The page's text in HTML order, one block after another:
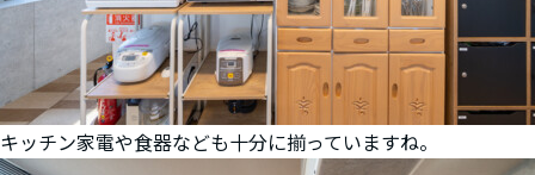
キッチン家電や食器なども十分に揃っていますね。